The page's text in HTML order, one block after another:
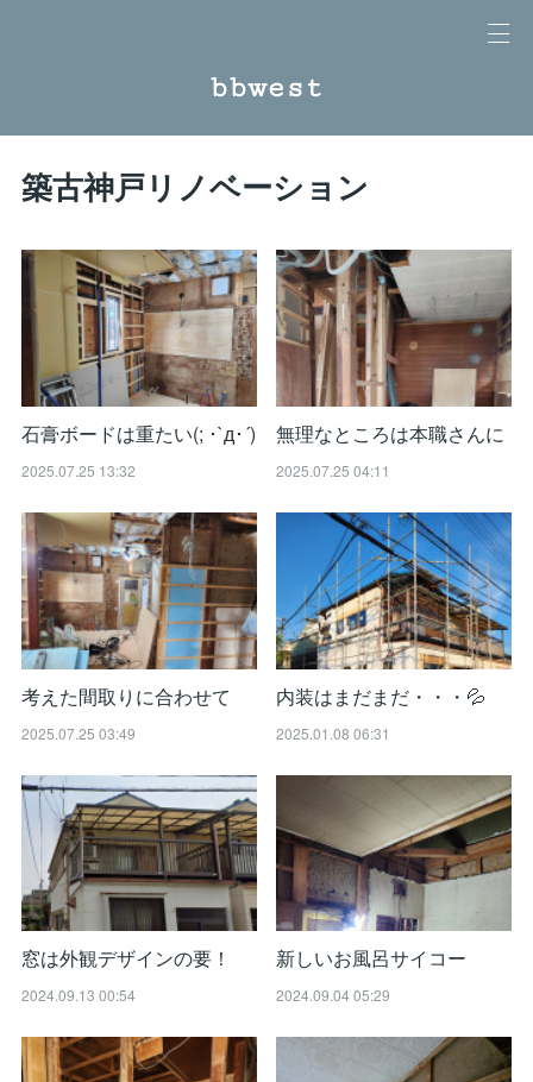
bbwest
築古神戸リノベーション
石膏ボードは重たい(; ･`д･´)
2025.07.25 13:32
無理なところは本職さんに
2025.07.25 04:11
考えた間取りに合わせて
2025.07.25 03:49
内装はまだまだ・・・💦
2025.01.08 06:31
窓は外観デザインの要！
2024.09.13 00:54
新しいお風呂サイコー
2024.09.04 05:29